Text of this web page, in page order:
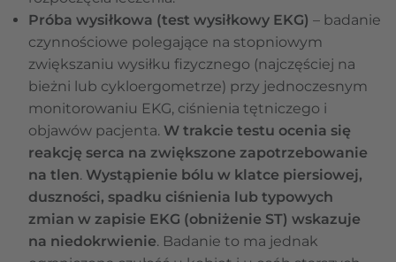
Próba wysiłkowa (test wysiłkowy EKG) – badanie
czynnościowe polegające na stopniowym
zwiększaniu wysiłku fizycznego (najczęściej na
bieżni lub cykloergometrze) przy jednoczesnym
monitorowaniu EKG, ciśnienia tętniczego i
objawów pacjenta. W trakcie testu ocenia się
reakcję serca na zwiększone zapotrzebowanie
na tlen. Wystąpienie bólu w klatce piersiowej,
duszności, spadku ciśnienia lub typowych
zmian w zapisie EKG (obniżenie ST) wskazuje
na niedokrwienie. Badanie to ma jednak